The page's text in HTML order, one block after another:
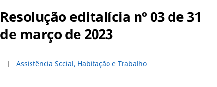
Resolução editalícia nº 03 de 31
de março de 2023
Assistência Social, Habitação e Trabalho